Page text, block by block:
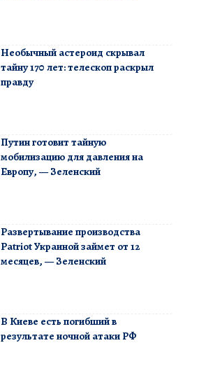
Необычный астероид скрывал
тайну 170 лет: телескоп раскрыл
правду
Путин готовит тайную
мобилизацию для давления на
Европу, — Зеленский
Развертывание производства
Patriot Украиной займет от 12
месяцев, — Зеленский
В Киеве есть погибший в
результате ночной атаки РФ